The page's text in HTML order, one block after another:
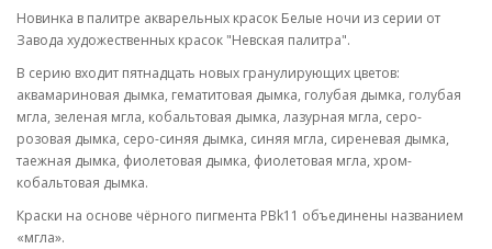
Новинка в палитре акварельных красок Белые ночи из серии от
Завода художественных красок "Невская палитра".
В серию входит пятнадцать новых гранулирующих цветов:
аквамариновая дымка, гематитовая дымка, голубая дымка, голубая
мгла, зеленая мгла, кобальтовая дымка, лазурная мгла, серо-
розовая дымка, серо-синяя дымка, синяя мгла, сиреневая дымка,
таежная дымка, фиолетовая дымка, фиолетовая мгла, хром-
кобальтовая дымка.
Краски на основе чёрного пигмента PBk11 объединены названием
«мгла».